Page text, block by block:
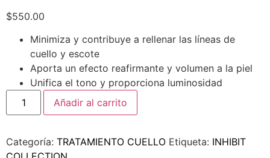
$550.00
Minimiza y contribuye a rellenar las líneas de
cuello y escote
Aporta un efecto reafirmante y volumen a la piel
Unifica el tono y proporciona luminosidad
Añadir al carrito
Categoría: TRATAMIENTO CUELLO Etiqueta: INHIBIT